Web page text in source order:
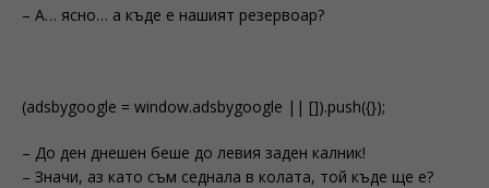
– А… ясно… а къде е нашият резервоар?
(adsbygoogle = window.adsbygoogle || []).push({});
– До ден днешен беше до левия заден калник!
– Значи, аз като съм седнала в колата, той къде ще е?